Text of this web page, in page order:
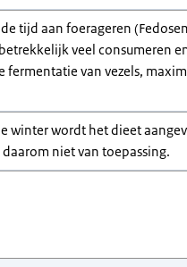
tijd aan foerageren
veel consumeren
van vezels,
winter wordt het dieet
niet van toepassing.